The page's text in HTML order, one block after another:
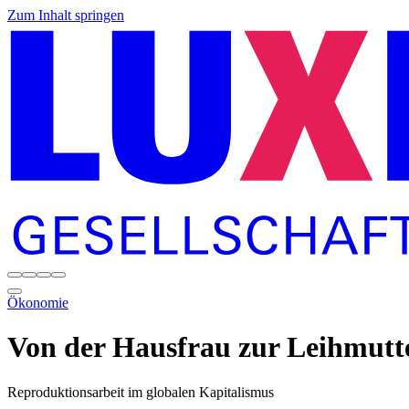
Zum Inhalt springen
Ökonomie
Von der Hausfrau zur
Reproduktionsarbeit im globalen Kapitalismus